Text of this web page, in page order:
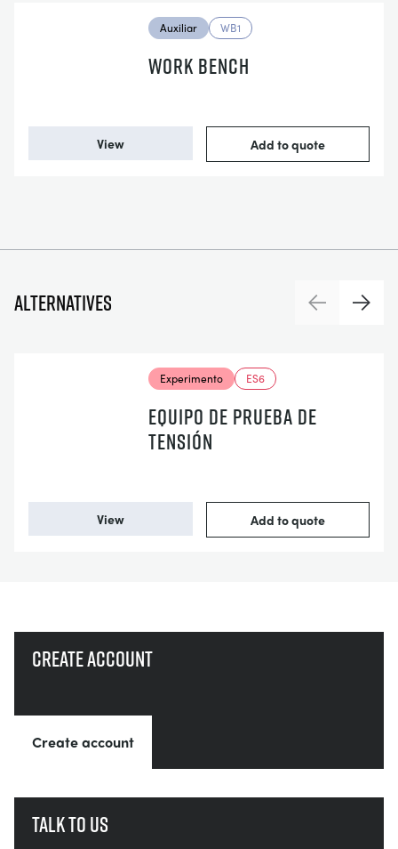
Auxiliar WB1
WORK BENCH
View Add to quote
Alternatives PreviousNext
Experimento ES6
EQUIPO DE PRUEBA DE
TENSIÓN
View Add to quote
Create account
Create account
Talk to us